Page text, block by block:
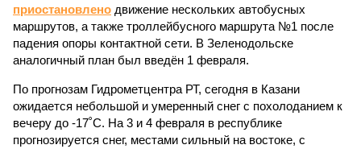
приостановлено движение нескольких автобусных
маршрутов, а также троллейбусного маршрута №1 после
падения опоры контактной сети. В Зеленодольске
аналогичный план был введён 1 февраля.
По прогнозам Гидрометцентра РТ, сегодня в Казани
ожидается небольшой и умеренный снег с похолоданием к
вечеру до -17˚С. На 3 и 4 февраля в республике
прогнозируется снег, местами сильный на востоке, с